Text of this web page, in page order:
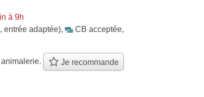
à 9h
entrée adaptée), CB acceptée,
Je recommande